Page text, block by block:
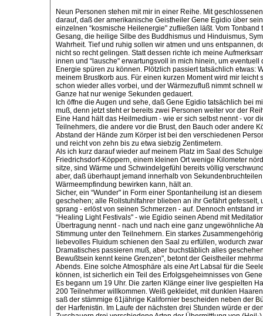
Neun Personen stehen mit mir in einer Reihe. Mit
darauf, daß der amerikanische Geistheiler Gene Egidio über
einzelnen “kosmische Heilenergie" zufließen läßt. Vom Tonband
Gesang, die heilige Silbe des Buddhismus und Hinduismus,
Wahrheit. Tief und ruhig sollen wir atmen und uns entspannen,
nicht so recht gelingen. Statt dessen richte ich meine
innen und “lausche" erwartungsvoll in mich hinein, um eventuell
Energie spüren zu können. Plötzlich passiert tatsächlich etwas:
meinem Brustkorb aus. Für einen kurzen Moment wird mir leicht
schon wieder alles vorbei, und der Wärmezufluß nimmt schnell
Ganze hat nur wenige Sekunden gedauert.
Ich öffne die Augen und sehe, daß Gene Egidio tatsächlich bei
muß, denn jetzt steht er bereits zwei Personen weiter vor der
Eine Hand hält das Heilmedium - wie er sich selbst nennt - vor
Teilnehmers, die andere vor die Brust, den Bauch oder andere
Abstand der Hände zum Körper ist bei den verschiedenen
und reicht von zehn bis zu etwa siebzig Zentimetern.
Als ich kurz darauf wieder auf meinem Platz im Saal des
Friedrichsdorf-Köppern, einem kleinen Ort wenige Kilometer
sitze, sind Wärme und Schwindelgefühl bereits völlig
aber, daß überhaupt jemand innerhalb von
Wärmeempfindung bewirken kann, hält an.
Sicher, ein “Wunder" in Form einer Spontanheilung ist an
geschehen; alle Rollstuhlfahrer blieben an ihr Gefährt gefesselt,
sprang - erlöst von seinen Schmerzen - auf. Dennoch entstand
“Healing Light Festivals" - wie Egidio seinen Abend mit
Übertragung nennt - nach und nach eine ganz ungewöhnliche
Stimmung unter den Teilnehmern. Ein starkes
liebevolles Fluidum schienen den Saal zu erfüllen, wodurch
Dramatisches passieren muß, aber buchstäblich alles
Bewußtsein kennt keine Grenzen", betont der Geistheiler
Abends. Eine solche Atmosphäre als eine Art Labsal für die
können, ist sicherlich ein Teil des Erfolgsgeheimnisses von
Es begann um 19 Uhr. Die zarten Klänge einer live gespielten
200 Teilnehmer willkommen. Weiß gekleidet, mit dunklen
saß der stämmige 61jährige Kalifornier bescheiden neben der
der Harfenistin. Im Laufe der nächsten drei Stunden würde er